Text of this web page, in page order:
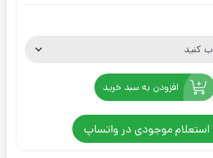
افزودن به سبد خرید
استعلام موجودی در واتساپ